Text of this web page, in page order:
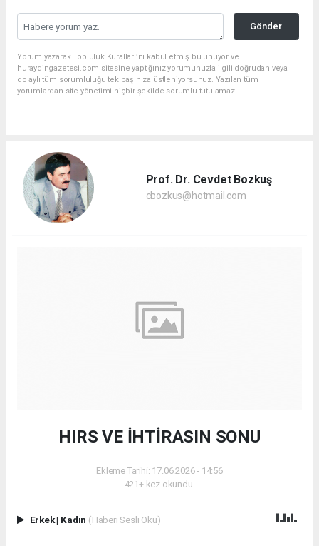
Gönder
Yorum yazarak Topluluk Kuralları’nı kabul etmiş bulunuyor ve
huraydingazetesi.com sitesine yaptığınız yorumunuzla ilgili doğrudan veya
dolaylı tüm sorumluluğu tek başınıza üstleniyorsunuz. Yazılan tüm
yorumlardan site yönetimi hiçbir şekilde sorumlu tutulamaz.
Prof. Dr. Cevdet Bozkuş
cbozkus@hotmail.com
HIRS VE İHTİRASIN SONU
Ekleme Tarihi: 17.06.2026 - 14:56
421+ kez okundu.
Erkek| Kadın (Haberi Sesli Oku)